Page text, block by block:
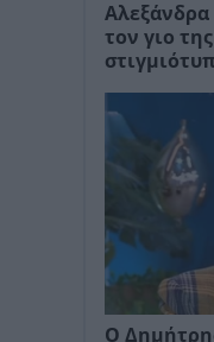
τον γιο
Ο